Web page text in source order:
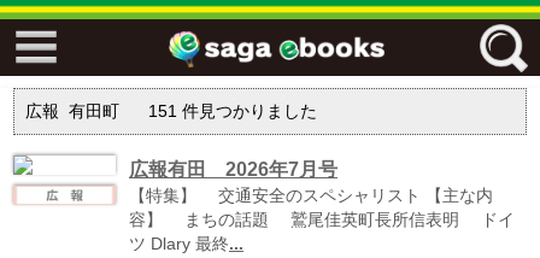
フリーワード
ジャンル
広報 有田町 151 件見つかりました
広報有田 2026年7月号
【特集】 交通安全のスペシャリスト 【主な内
容】 まちの話題 鷲尾佳英町長所信表明 ドイ
ツ Dlary 最終...